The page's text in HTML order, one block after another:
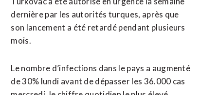
dernière par les autorités turques, après que
son lancement a été retardé pendant plusieurs
mois.
Le nombre d’infections dans le pays a augmenté
de 30% lundi avant de dépasser les 36.000 cas